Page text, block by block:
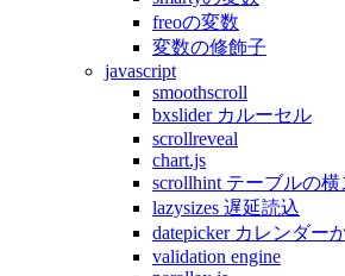
freoの変数
変数の修飾子
javascript
smoothscroll
bxslider カルーセル
scrollreveal
chart.js
scrollhint テーブルの
lazysizes 遅延読込
datepicker カレンダー
validation engine